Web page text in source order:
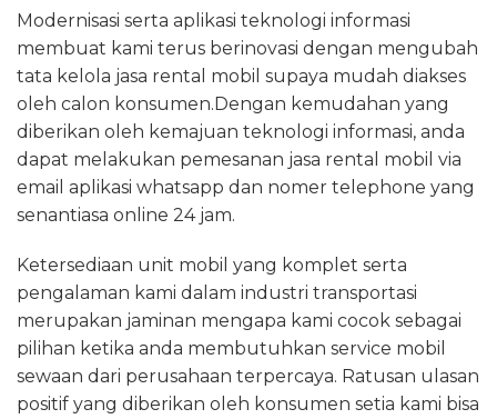
Modernisasi serta aplikasi teknologi informasi
membuat kami terus berinovasi dengan mengubah
tata kelola jasa rental mobil supaya mudah diakses
oleh calon konsumen.Dengan kemudahan yang
diberikan oleh kemajuan teknologi informasi, anda
dapat melakukan pemesanan jasa rental mobil via
email aplikasi whatsapp dan nomer telephone yang
senantiasa online 24 jam.
Ketersediaan unit mobil yang komplet serta
pengalaman kami dalam industri transportasi
merupakan jaminan mengapa kami cocok sebagai
pilihan ketika anda membutuhkan service mobil
sewaan dari perusahaan terpercaya. Ratusan ulasan
positif yang diberikan oleh konsumen setia kami bisa